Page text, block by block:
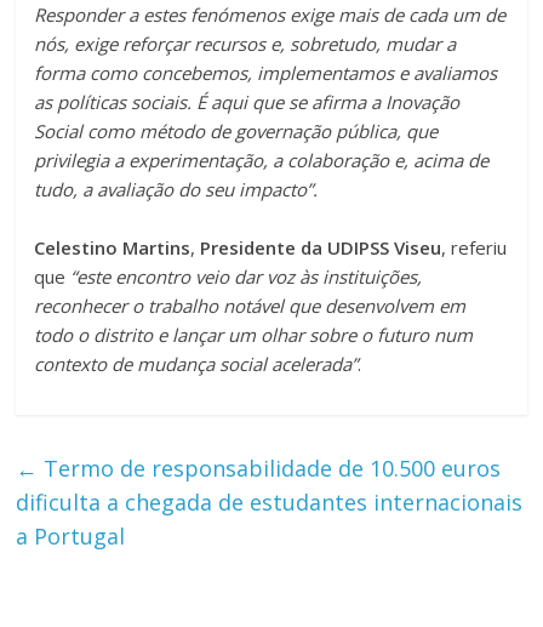
Responder a estes fenómenos exige mais de cada um de
nós, exige reforçar recursos e, sobretudo, mudar a
forma como concebemos, implementamos e avaliamos
as políticas sociais. É aqui que se afirma a Inovação
Social como método de governação pública, que
privilegia a experimentação, a colaboração e, acima de
tudo, a avaliação do seu impacto”.
Celestino Martins, Presidente da UDIPSS Viseu, referiu
que “este encontro veio dar voz às instituições,
reconhecer o trabalho notável que desenvolvem em
todo o distrito e lançar um olhar sobre o futuro num
contexto de mudança social acelerada”.
← Termo de responsabilidade de 10.500 euros
dificulta a chegada de estudantes internacionais
a Portugal